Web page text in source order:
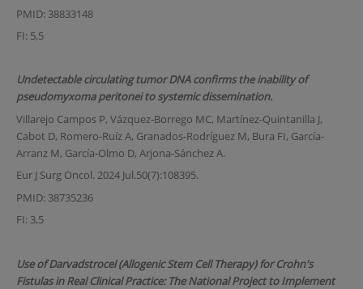
PMID: 38833148
FI: 5,5
Undetectable circulating tumor DNA confirms the inability of
pseudomyxoma peritonei to systemic dissemination.
Villarejo Campos P, Vázquez-Borrego MC, Martínez-Quintanilla J,
Cabot D, Romero-Ruíz A, Granados-Rodríguez M, Bura FI, García-
Arranz M, García-Olmo D, Arjona-Sánchez A.
Eur J Surg Oncol. 2024 Jul.50(7):108395.
PMID: 38735236
FI: 3,5
Use of Darvadstrocel (Allogenic Stem Cell Therapy) for Crohn's
Fistulas in Real Clinical Practice: The National Project to Implement